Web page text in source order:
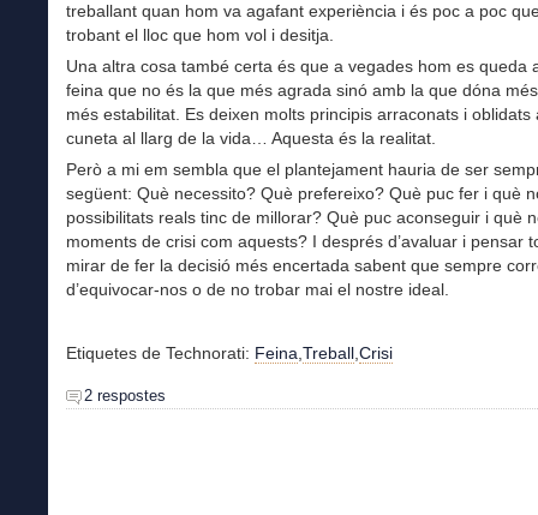
treballant quan hom va agafant experiència i és poc a poc
trobant el lloc que hom vol i desitja.
Una altra cosa també certa és que a vegades hom es queda
feina que no és la que més agrada sinó amb la que dóna
més estabilitat. Es deixen molts principis arraconats i oblidats
cuneta al llarg de la vida… Aquesta és la realitat.
Però a mi em sembla que el plantejament hauria de ser
següent: Què necessito? Què prefereixo? Què puc fer i què
possibilitats reals tinc de millorar? Què puc aconseguir i què
moments de crisi com aquests? I després d’avaluar i pensar
mirar de fer la decisió més encertada sabent que sempre
d’equivocar-nos o de no trobar mai el nostre ideal.
Etiquetes de Technorati: Feina Treball Crisi
2 respostes